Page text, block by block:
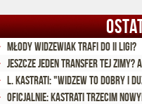
Młody widzewiak trafi do II ligi?
L. Kastrati: "Widzew to dobry i
Oficjalnie: Kastrati trzecim